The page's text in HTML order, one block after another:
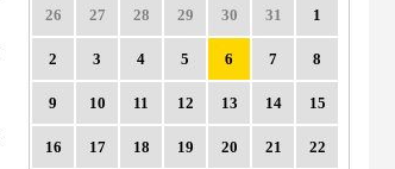
26 27 28 29 30 31 1
2 3 4 5 6 7 8
9 10 11 12 13 14 15
16 17 18 19 20 21 22